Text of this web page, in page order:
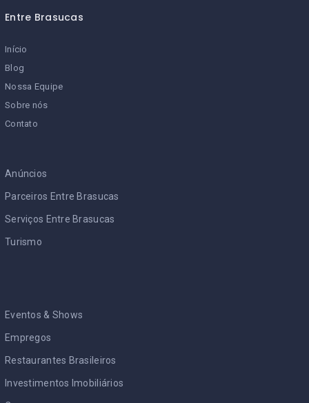
Entre Brasucas
Início
Blog
Nossa Equipe
Sobre nós
Contato
Anúncios
Parceiros Entre Brasucas
Serviços Entre Brasucas
Turismo
Eventos & Shows
Empregos
Restaurantes Brasileiros
Investimentos Imobiliários